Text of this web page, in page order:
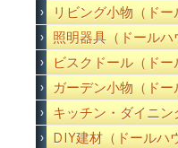
リビング小物（ドー
照明器具（ドールハ
ビスクドール（ドー
ガーデン小物（ドー
キッチン・ダイニン
DIY建材（ドールハ